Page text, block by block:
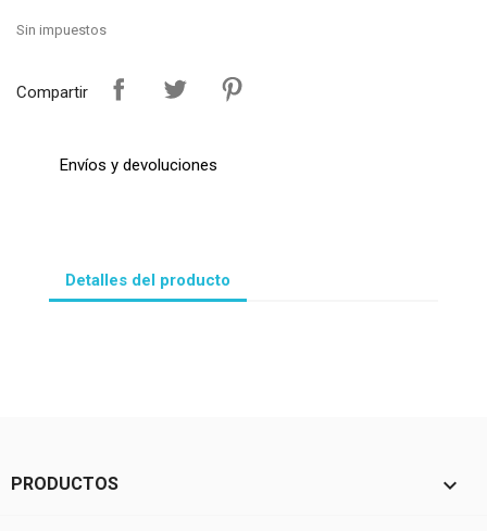
Sin impuestos
Compartir
Envíos y devoluciones
Detalles del producto
PRODUCTOS 